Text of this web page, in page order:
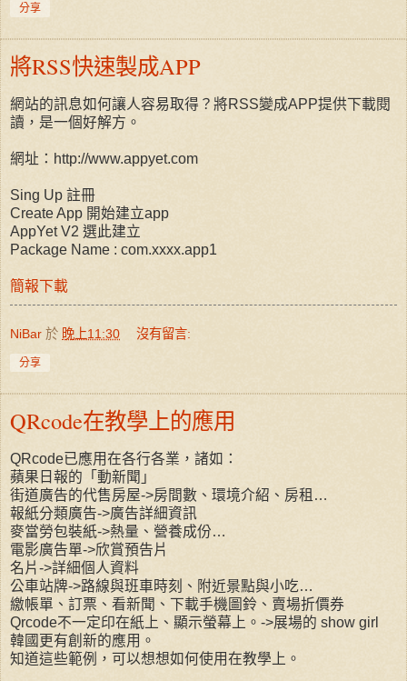
分享
將RSS快速製成APP
網站的訊息如何讓人容易取得？將RSS變成APP提供下載閱
讀，是一個好解方。
網址：http://www.appyet.com
Sing Up 註冊
Create App 開始建立app
AppYet V2 選此建立
Package Name : com.xxxx.app1
簡報下載
NiBar 於 晚上11:30 沒有留言:
分享
QRcode在教學上的應用
QRcode已應用在各行各業，諸如：
蘋果日報的「動新聞」
街道廣告的代售房屋->房間數、環境介紹、房租…
報紙分類廣告->廣告詳細資訊
麥當勞包裝紙->熱量、營養成份…
電影廣告單->欣賞預告片
名片->詳細個人資料
公車站牌->路線與班車時刻、附近景點與小吃…
繳帳單、訂票、看新聞、下載手機圖鈴、賣場折價券
Qrcode不一定印在紙上、顯示螢幕上。->展場的 show girl
韓國更有創新的應用。
知道這些範例，可以想想如何使用在教學上。